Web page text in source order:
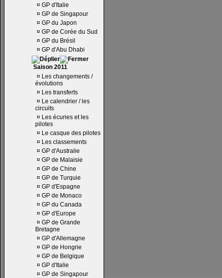
¤ GP d'Italie
¤ GP de Singapour
¤ GP du Japon
¤ GP de Corée du Sud
¤ GP du Brésil
¤ GP d'Abu Dhabi
Saison 2011
¤ Les changements /
évolutions
¤ Les transferts
¤ Le calendrier / les
circuits
¤ Les écuries et les
pilotes
¤ Le casque des pilotes
¤ Les classements
¤ GP d'Australie
¤ GP de Malaisie
¤ GP de Chine
¤ GP de Turquie
¤ GP d'Espagne
¤ GP de Monaco
¤ GP du Canada
¤ GP d'Europe
¤ GP de Grande
Bretagne
¤ GP d'Allemagne
¤ GP de Hongrie
¤ GP de Belgique
¤ GP d'Italie
¤ GP de Singapour